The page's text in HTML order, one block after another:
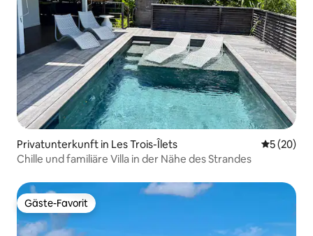
Privatunterkunft in Les Trois-Îlets
5 (20)
Chille und familiäre Villa in der Nähe des Strandes
Gäste-Favorit
Gäste-Favorit